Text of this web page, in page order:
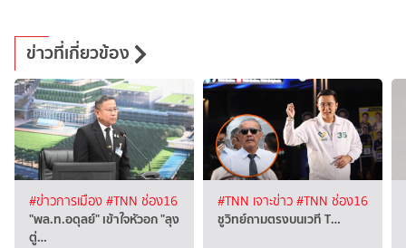
ข่าวที่เกี่ยวข้อง
#ข่าวการเมือง#TNN ช่อง16
"พล.ท.อดุลย์" เข้าใจหัวอก "ลุง
ตู่…
#TNN เจาะข่าว#TNN ช่อง16
ชูวิทย์ถามตรงบนเวที T…